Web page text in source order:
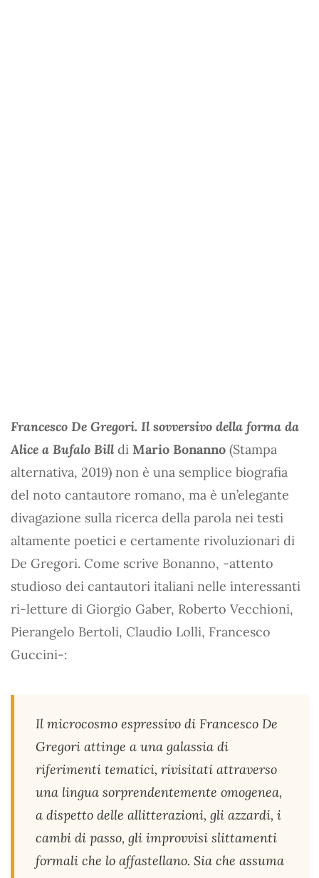
Francesco De Gregori. Il sovversivo della forma da
Alice a Bufalo Bill di Mario Bonanno (Stampa
alternativa, 2019) non è una semplice biografia
del noto cantautore romano, ma è un’elegante
divagazione sulla ricerca della parola nei testi
altamente poetici e certamente rivoluzionari di
De Gregori. Come scrive Bonanno, -attento
studioso dei cantautori italiani nelle interessanti
ri-letture di Giorgio Gaber, Roberto Vecchioni,
Pierangelo Bertoli, Claudio Lolli, Francesco
Guccini-:
Il microcosmo espressivo di Francesco De
Gregori attinge a una galassia di
riferimenti tematici, rivisitati attraverso
una lingua sorprendentemente omogenea,
a dispetto delle allitterazioni, gli azzardi, i
cambi di passo, gli improvvisi slittamenti
formali che lo affastellano. Sia che assuma